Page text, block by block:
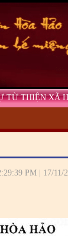
TỪ THIỆN XÃ
PM | 17/11/